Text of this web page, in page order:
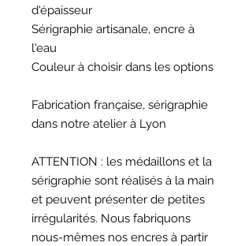
d'épaisseur
Sérigraphie artisanale, encre à
l'eau
Couleur à choisir dans les options
Fabrication française, sérigraphie
dans notre atelier à Lyon
ATTENTION : les médaillons et la
sérigraphie sont réalisés à la main
et peuvent présenter de petites
irrégularités. Nous fabriquons
nous-mêmes nos encres à partir